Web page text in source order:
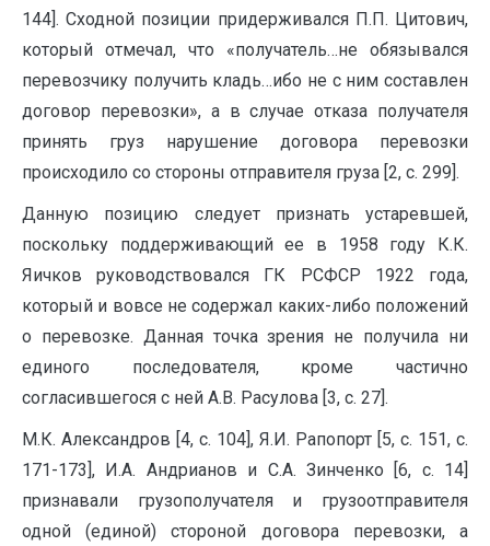
144]. Сходной позиции придерживался П.П. Цитович,
который отмечал, что «получатель…не обязывался
перевозчику получить кладь…ибо не с ним составлен
договор перевозки», а в случае отказа получателя
принять груз нарушение договора перевозки
происходило со стороны отправителя груза [2, с. 299].
Данную позицию следует признать устаревшей,
поскольку поддерживающий ее в 1958 году К.К.
Яичков руководствовался ГК РСФСР 1922 года,
который и вовсе не содержал каких-либо положений
о перевозке. Данная точка зрения не получила ни
единого последователя, кроме частично
согласившегося с ней А.В. Расулова [3, с. 27].
М.К. Александров [4, с. 104], Я.И. Рапопорт [5, с. 151, с.
171-173], И.А. Андрианов и С.А. Зинченко [6, с. 14]
признавали грузополучателя и грузоотправителя
одной (единой) стороной договора перевозки, а